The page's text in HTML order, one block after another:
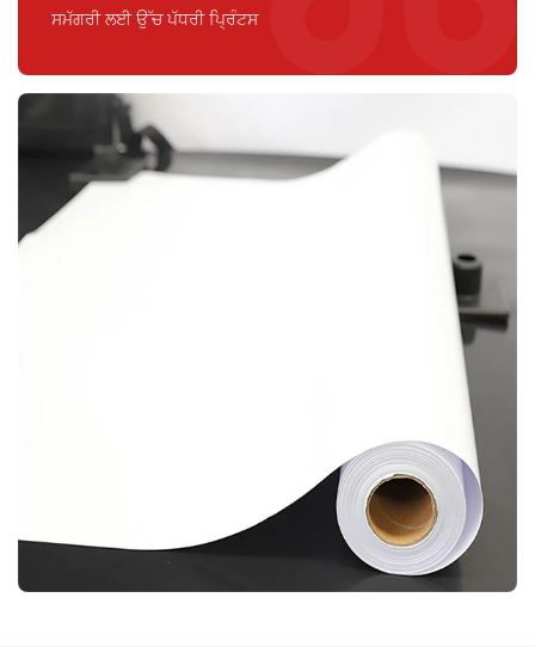
ਸਮੱਗਰੀ ਲਈ ਉੱਚ ਪੱਧਰੀ ਪ੍ਰਿੰਟਸ